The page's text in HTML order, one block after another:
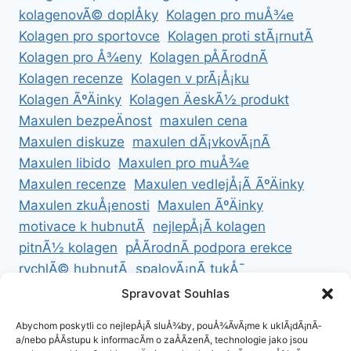
kolagenovÃ© doplÅky Kolagen pro muÅ¾e
Kolagen pro sportovce Kolagen proti stÃ¡rnutÃ­
Kolagen pro Å¾eny Kolagen pÅÃ­rodnÃ­
Kolagen recenze Kolagen v prÃ¡Å¡ku
Kolagen ÃºÄinky Kolagen ÄeskÃ½ produkt
Maxulen bezpeÄnost maxulen cena
Maxulen diskuze maxulen dÃ¡vkovÃ¡nÃ­
Maxulen libido Maxulen pro muÅ¾e
Maxulen recenze Maxulen vedlejÅ¡Ã­ ÃºÄinky
Maxulen zkuÅ¡enosti Maxulen ÃºÄinky
motivace k hubnutÃ­ nejlepÅ¡Ã­ kolagen
pitnÃ½ kolagen pÅÃ­rodnÃ­ podpora erekce
rychlÃ© hubnutÃ­ spalovÃ¡nÃ­ tukÅ¯
ZdravÃ© hubnutÃ­ ZdravÃ© recepty na hubnutÃ­
Spravovat Souhlas
Abychom poskytli co nejlepÅ¡Ã­ sluÅ¾by, pouÅ¾Ã­vÃ¡me k uklÃ¡dÃ¡nÃ­
a/nebo pÅÃ­stupu k informacÃ­m o zaÅÃ­zenÃ­, technologie jako jsou